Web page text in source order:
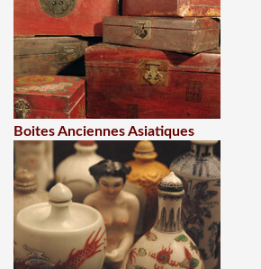
Boites Anciennes Asiatiques